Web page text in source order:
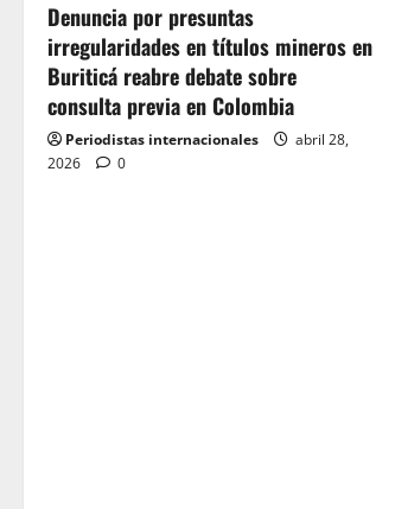
Denuncia por presuntas
irregularidades en títulos mineros en
Buriticá reabre debate sobre
consulta previa en Colombia
Periodistas internacionales
abril 28,
2026
0